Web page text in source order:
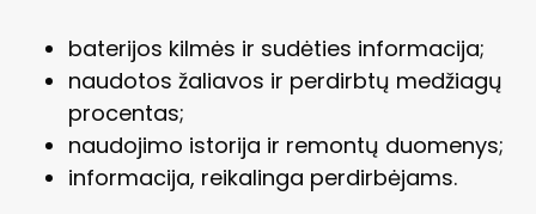
baterijos kilmės ir sudėties informacija;
naudotos žaliavos ir perdirbtų medžiagų
procentas;
naudojimo istorija ir remontų duomenys;
informacija, reikalinga perdirbėjams.